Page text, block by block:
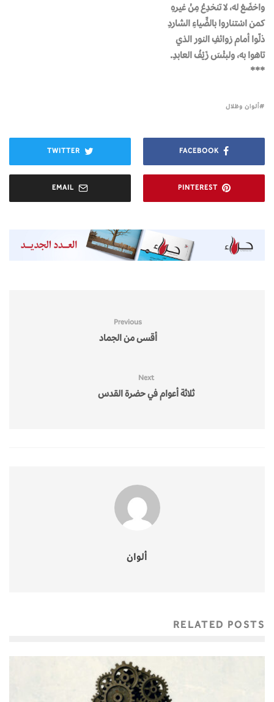
واخضَعْ له، لا تنخدِعْ مِنْ غيرهِ
كمن اسْتناروا بالضِّياءِ الشاردِ
ذلّوا أمام زوائفِ النور الذي
تاهوا به، ولبئْسَ زَيْفُ العابدِ.
***
ألوان وظلال
FACEBOOK
TWITTER
PINTEREST
EMAIL
Previous
أقسى من الجماد
Next
ثلاثة أعوام في حضرة القدس
ألوان
RELATED POSTS